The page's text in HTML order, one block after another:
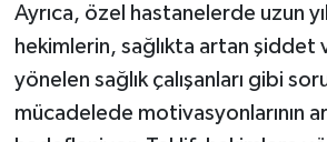
Ayrıca, özel hastanelerde uzun
hekimlerin, sağlıkta artan şiddet
yönelen sağlık çalışanları gibi
mücadelede motivasyonlarının